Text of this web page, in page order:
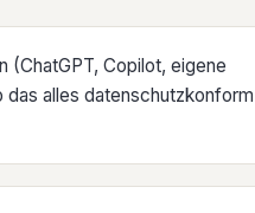
(ChatGPT, Copilot, eigene
das alles datenschutzkonform